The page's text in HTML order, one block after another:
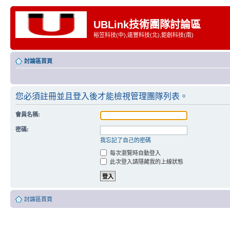
UBLink技術團隊討論區
裕笠科技(中),遠豐科技(北),鉅創科技(南)
討論區首頁
您必須註冊並且登入後才能檢視管理團隊列表。
會員名稱:
密碼:
我忘記了自己的密碼
每次瀏覽時自動登入
此次登入請隱藏我的上線狀態
討論區首頁